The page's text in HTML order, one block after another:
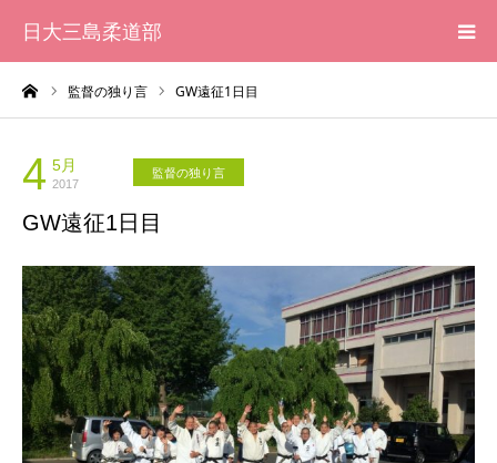
日大三島柔道部
監督の独り言 GW遠征1日目
4 5月
2017
監督の独り言
GW遠征1日目
HOME
柔道部 紹介
ブログ
大会記録
写真集
応援メッセージ一覧